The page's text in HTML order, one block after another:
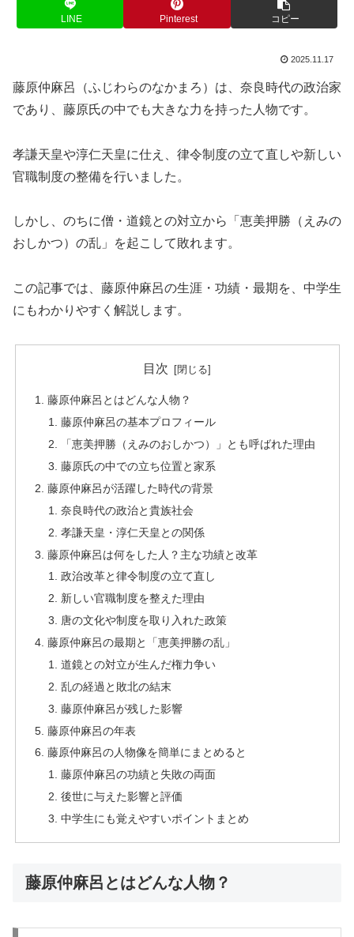
LINE Pinterest コピー
2025.11.17
藤原仲麻呂（ふじわらのなかまろ）は、奈良時代の政治家
であり、藤原氏の中でも大きな力を持った人物です。
孝謙天皇や淳仁天皇に仕え、律令制度の立て直しや新しい
官職制度の整備を行いました。
しかし、のちに僧・道鏡との対立から「恵美押勝（えみの
おしかつ）の乱」を起こして敗れます。
この記事では、藤原仲麻呂の生涯・功績・最期を、中学生
にもわかりやすく解説します。
目次
藤原仲麻呂とはどんな人物？
藤原仲麻呂の基本プロフィール
「恵美押勝（えみのおしかつ）」とも呼ばれた理由
藤原氏の中での立ち位置と家系
藤原仲麻呂が活躍した時代の背景
奈良時代の政治と貴族社会
孝謙天皇・淳仁天皇との関係
藤原仲麻呂は何をした人？主な功績と改革
政治改革と律令制度の立て直し
新しい官職制度を整えた理由
唐の文化や制度を取り入れた政策
藤原仲麻呂の最期と「恵美押勝の乱」
道鏡との対立が生んだ権力争い
乱の経過と敗北の結末
藤原仲麻呂が残した影響
藤原仲麻呂の年表
藤原仲麻呂の人物像を簡単にまとめると
藤原仲麻呂の功績と失敗の両面
後世に与えた影響と評価
中学生にも覚えやすいポイントまとめ
藤原仲麻呂とはどんな人物？